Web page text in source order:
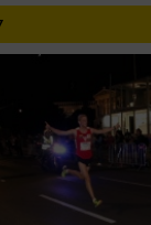
Daten aus